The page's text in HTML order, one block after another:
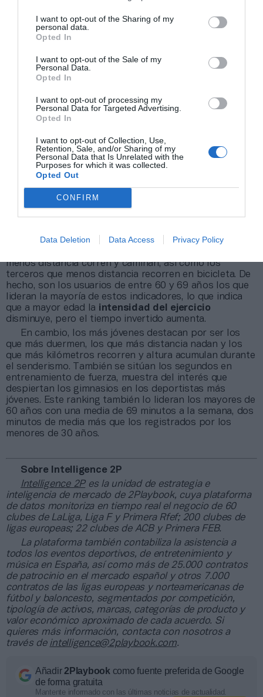
I want to opt-out of the Sharing of my
personal data.
Opted In
I want to opt-out of the Sale of my
Personal Data.
Opted In
I want to opt-out of processing my
Personal Data for Targeted Advertising.
Opted In
I want to opt-out of Collection, Use,
Retention, Sale, and/or Sharing of my
Personal Data that Is Unrelated with the
Purposes for which it was collected.
Opted Out
CONFIRM
Data Deletion Data Access Privacy Policy
Los jóvenes, los más sedentarios
Por último, el estudio también clasifica a los
usuarios de todos los países por edades, y los
resultados no son nada halagüeños para las nuevas
de entre 20 y 29 años son los que
menos tiempo
menos distancia corren y caminan, así como los
terceros que menos distancia recorren en bicicleta. De
hecho, son los usuarios de entre 60 y 69 años los que
lideran la mayoría de estos indicadores, lo que indica
que a mayor edad la intensidad del ejercicio
disminuye, pero el tiempo invertido aumenta.
En cambio, los más jóvenes destacan por ser los
que más duermen, los que más distancia nadan y los
que más kilómetros recorren y altura acumulan durante
el senderismo. También se sitúan los segundos en
entrenamiento de fuerza, muestra del interés que
despiertan los gimnasios en los deportistas más
jóvenes. Este ranking también lo lideran los mayores de
60 años con una media de 69 minutos a la semana, dos
minutos de media más que los registrados por los
menores de 30 años.
Sobre Intelligence 2P
Intelligence 2Pes la unidad de estrategia e
inteligencia de mercado de 2Playbook, cuya plataforma
de datos monitoriza en tiempo real el negocio de 60
clubes de LaLiga, Liga F y Primera Rfef; 200 clubes de
ligas europeas; 22 clubes de ACB y Primera FEB.
La plataforma también contabiliza la asistencia a
todos los eventos deportivos, de entretenimiento y
música en España, así como más de 25.000 contratos
de patrocinio en el mercado español y otros 7.000
contratos de las ligas europeas y norteamericanas de
fútbol y baloncesto, segmentados por competición,
tipología de activos, marcas, categorías de producto y
valor económico aproximado de cada acuerdo. Si
quieres más información, contacta con nosotros a
través de intelligence@2playbook.com.
Añadir2Playbook como fuente preferida de Google
de forma gratuita
Mantente informado con las últimas noticias de actualidad.